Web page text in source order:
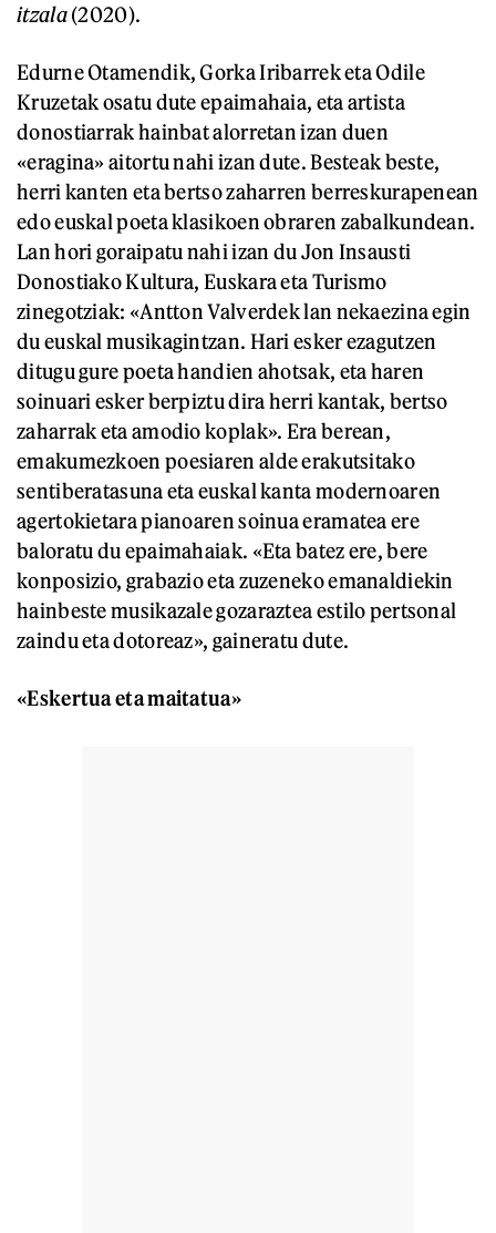
itzala(2020).
Edurne Otamendik, Gorka Iribarrek eta Odile
Kruzetak osatu dute epaimahaia, eta artista
donostiarrak hainbat alorretan izan duen
«eragina» aitortu nahi izan dute. Besteak beste,
herri kanten eta bertso zaharren berreskurapenean
edo euskal poeta klasikoen obraren zabalkundean.
Lan hori goraipatu nahi izan du Jon Insausti
Donostiako Kultura, Euskara eta Turismo
zinegotziak: «Antton Valverdek lan nekaezina egin
du euskal musikagintzan. Hari esker ezagutzen
ditugu gure poeta handien ahotsak, eta haren
soinuari esker berpiztu dira herri kantak, bertso
zaharrak eta amodio koplak». Era berean,
emakumezkoen poesiaren alde erakutsitako
sentiberatasuna eta euskal kanta modernoaren
agertokietara pianoaren soinua eramatea ere
baloratu du epaimahaiak. «Eta batez ere, bere
konposizio, grabazio eta zuzeneko emanaldiekin
hainbeste musikazale gozaraztea estilo pertsonal
zaindu eta dotoreaz», gaineratu dute.
«Eskertua eta maitatua»